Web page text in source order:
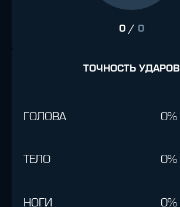
0/ 0
ТОЧНОСТЬ УДАРОВ
ГОЛОВА 0%
ТЕЛО 0%
НОГИ 0%